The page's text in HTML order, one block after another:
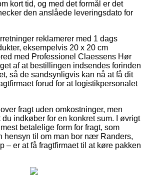
kort tid, og med det formål er det
den anslåede leveringsdato for
reklamerer med 1 dags
eksempelvis 20 x 20 cm
med Professionel Claessens Hør
af at bestillingen indsendes forinden
så de sandsynligvis kan nå at få dit
forud for at logistikpersonalet
fragt uden omkostninger, men
indkøber for en konkret sum. I øvrigt
betalelige form for fragt, som
hensyn til om man bor nær Randers,
– er at få fragtfirmaet til at køre pakken